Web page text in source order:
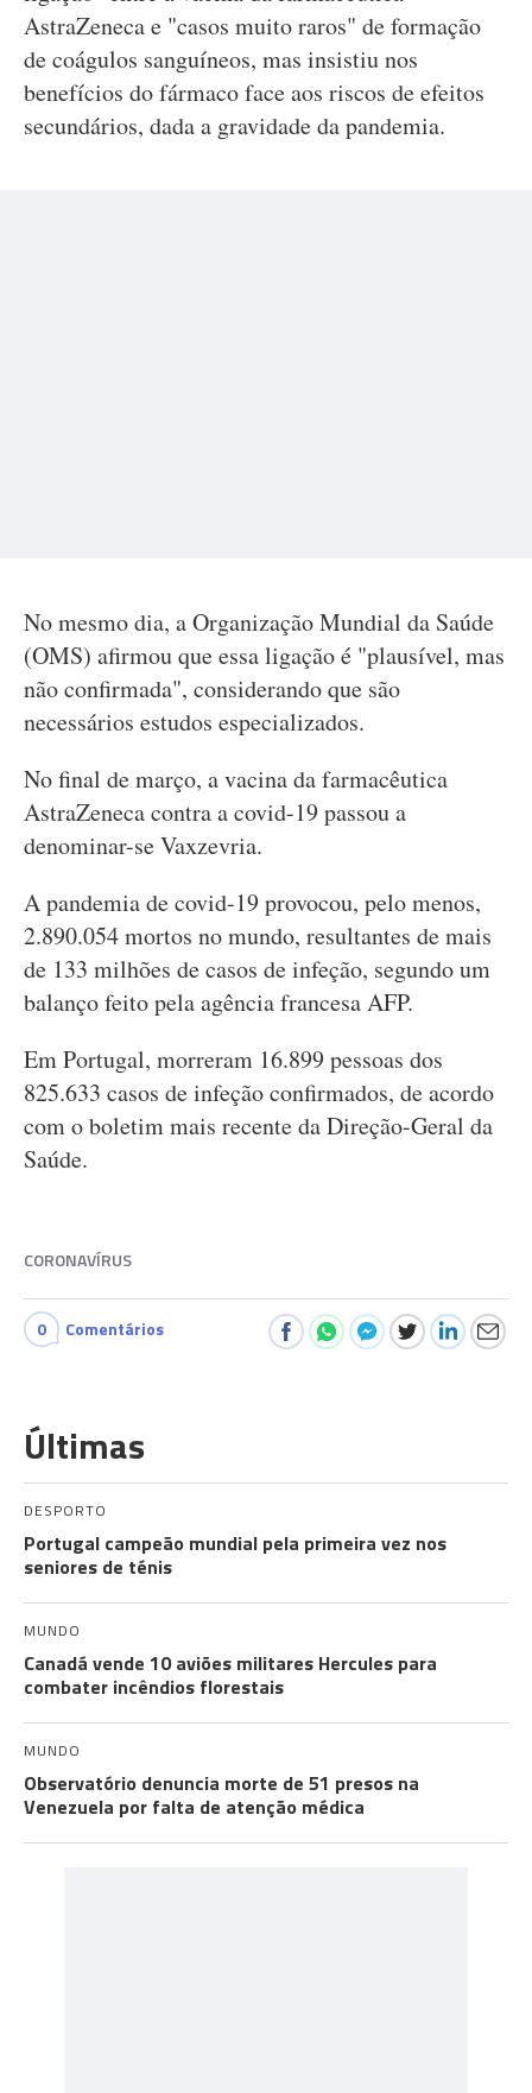
AstraZeneca e "casos muito raros" de formação
de coágulos sanguíneos, mas insistiu nos
benefícios do fármaco face aos riscos de efeitos
secundários, dada a gravidade da pandemia.
No mesmo dia, a Organização Mundial da Saúde
(OMS) afirmou que essa ligação é "plausível, mas
não confirmada", considerando que são
necessários estudos especializados.
No final de março, a vacina da farmacêutica
AstraZeneca contra a covid-19 passou a
denominar-se Vaxzevria.
A pandemia de covid-19 provocou, pelo menos,
2.890.054 mortos no mundo, resultantes de mais
de 133 milhões de casos de infeção, segundo um
balanço feito pela agência francesa AFP.
Em Portugal, morreram 16.899 pessoas dos
825.633 casos de infeção confirmados, de acordo
com o boletim mais recente da Direção-Geral da
Saúde.
CORONAVÍRUS
0 Comentários
Últimas
DESPORTO
Portugal campeão mundial pela primeira vez nos
seniores de ténis
MUNDO
Canadá vende 10 aviões militares Hercules para
combater incêndios florestais
MUNDO
Observatório denuncia morte de 51 presos na
Venezuela por falta de atenção médica